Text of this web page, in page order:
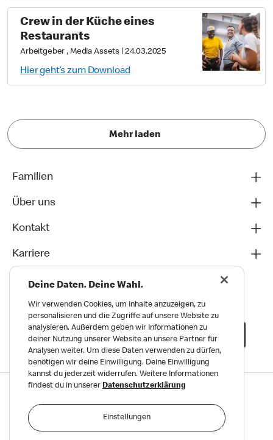
Crew in der Küche eines
Restaurants
Arbeitgeber , Media Assets 24.03.2025
Hier geht’s zum Download
Mehr laden
Familien
Über uns
Kontakt
Karriere
Datenschutz
Deine Daten. Deine Wahl.
Wir verwenden Cookies, um Inhalte anzuzeigen, zu
personalisieren und die Zugriffe auf unsere Website zu
analysieren. Außerdem geben wir Informationen zu
deiner Nutzung unserer Website an unsere Partner für
Analysen weiter. Um diese Daten verwenden zu dürfen,
benötigen wir deine Einwilligung. Deine Einwilligung
kannst du jederzeit widerrufen. Weitere Informationen
findest du in unserer Datenschutzerklärung
Einstellungen